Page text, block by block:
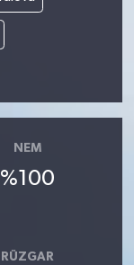
NEM
%100
RÜZGAR